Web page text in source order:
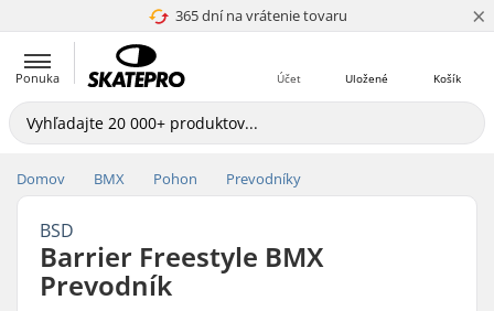
365 dní na vrátenie tovaru
4.8 z 5 ×
Ponuka Košík
Uložené
Účet
Domov BMX Pohon Prevodníky
BSD
Barrier Freestyle BMX
Prevodník